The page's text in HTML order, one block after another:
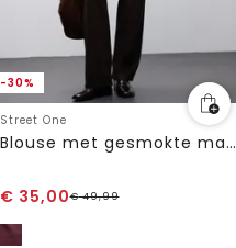
-30%
Street One
Blouse met gesmokte manchetten
€ 35,00€49,99